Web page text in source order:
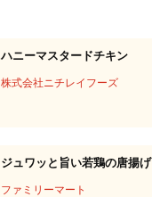
ハニーマスタードチキン
株式会社ニチレイフーズ
ジュワッと旨い若鶏の唐揚げ
ファミリーマート